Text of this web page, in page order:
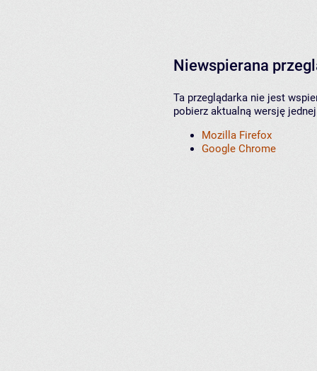
Niewspierana
Ta przeglądarka nie jest
pobierz aktualną wersję
Mozilla Firefox
Google Chrome